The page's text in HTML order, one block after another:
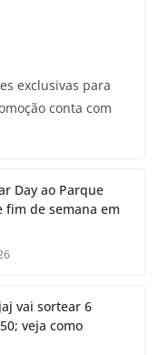
exclusivas para
conta com
Day ao Parque
fim de semana em
vai sortear 6
veja como